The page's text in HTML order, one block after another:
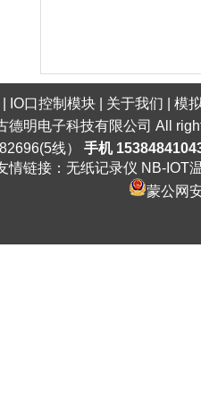
IO口控制模块 关于我们
模
德明电子科技有限公司 All
线） 手机
情链接： 无纸记录仪 NB-IOT
蒙公网